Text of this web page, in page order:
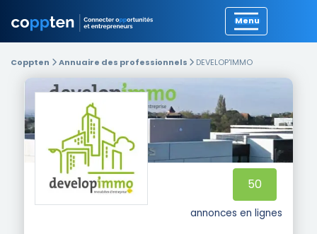
Coppten Annuaire des professionnels DEVELOP'IMMO
50
annonces en lignes